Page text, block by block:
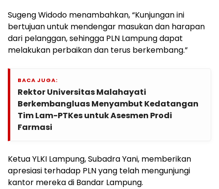
Sugeng Widodo menambahkan, “Kunjungan ini
bertujuan untuk mendengar masukan dan harapan
dari pelanggan, sehingga PLN Lampung dapat
melakukan perbaikan dan terus berkembang.”
BACA JUGA:
Rektor Universitas Malahayati
Berkembangluas Menyambut Kedatangan
Tim Lam-PTKes untuk Asesmen Prodi
Farmasi
Ketua YLKI Lampung, Subadra Yani, memberikan
apresiasi terhadap PLN yang telah mengunjungi
kantor mereka di Bandar Lampung.